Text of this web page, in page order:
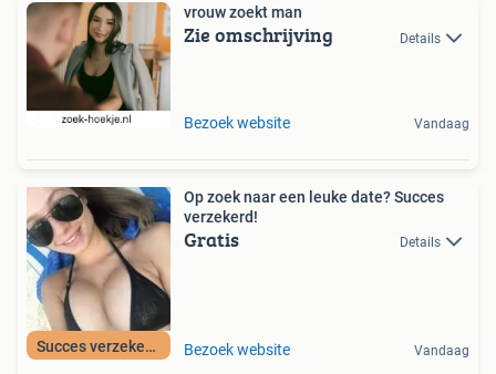
vrouw zoekt man
Zie omschrijving Details
Bezoek website Vandaag
Succes verzekerd!
Op zoek naar een leuke date? Succes
verzekerd!
Gratis Details
Bezoek website Vandaag